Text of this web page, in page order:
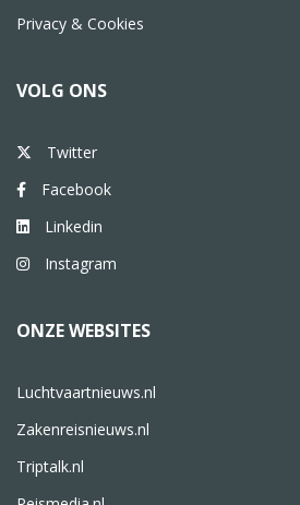
Privacy & Cookies
VOLG ONS
Twitter
Facebook
Linkedin
Instagram
ONZE WEBSITES
Luchtvaartnieuws.nl
Zakenreisnieuws.nl
Triptalk.nl